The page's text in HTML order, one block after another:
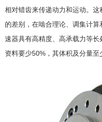
相对错齿来传递动力和运动。
的差别，在啮合理论、调集计
速器具有高精度、高承载力等
资料要少50%，其体积及分量至